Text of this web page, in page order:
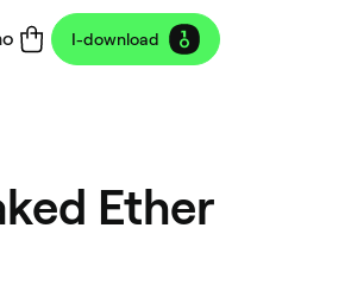
I-download
Ether